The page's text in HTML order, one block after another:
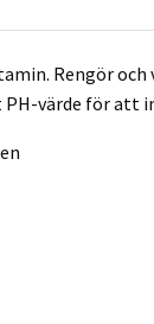
Rengör
PH-värde för att